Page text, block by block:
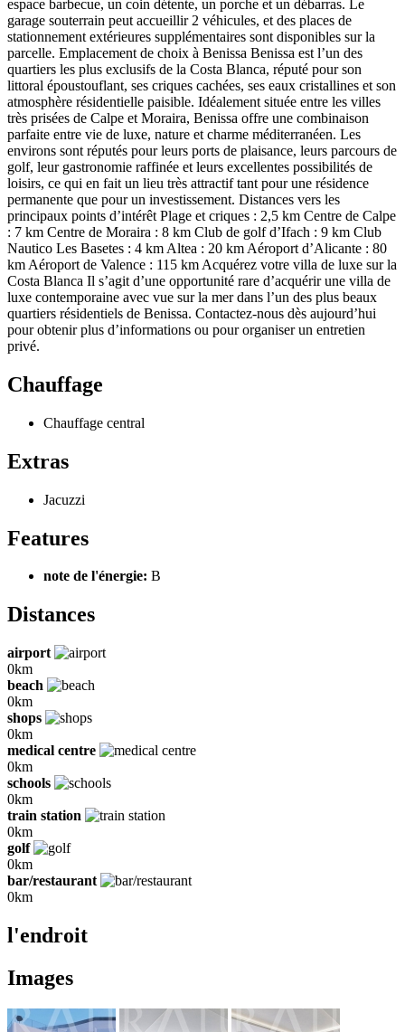
espace barbecue, un coin détente, un porche et un débarras. Le
garage souterrain peut accueillir 2 véhicules, et des places de
stationnement extérieures supplémentaires sont disponibles sur la
parcelle. Emplacement de choix à Benissa Benissa est l’un des
quartiers les plus exclusifs de la Costa Blanca, réputé pour son
littoral époustouflant, ses criques cachées, ses eaux cristallines et son
atmosphère résidentielle paisible. Idéalement située entre les villes
très prisées de Calpe et Moraira, Benissa offre une combinaison
parfaite entre vie de luxe, nature et charme méditerranéen. Les
environs sont réputés pour leurs ports de plaisance, leurs parcours de
golf, leur gastronomie raffinée et leurs excellentes possibilités de
loisirs, ce qui en fait un lieu très attractif tant pour une résidence
permanente que pour un investissement. Distances vers les
principaux points d’intérêt Plage et criques : 2,5 km Centre de Calpe
: 7 km Centre de Moraira : 8 km Club de golf d’Ifach : 9 km Club
Nautico Les Basetes : 4 km Altea : 20 km Aéroport d’Alicante : 80
km Aéroport de Valence : 115 km Acquérez votre villa de luxe sur la
Costa Blanca Il s’agit d’une opportunité rare d’acquérir une villa de
luxe contemporaine avec vue sur la mer dans l’un des plus beaux
quartiers résidentiels de Benissa. Contactez-nous dès aujourd’hui
pour obtenir plus d’informations ou pour organiser un entretien
privé.
Chauffage
Chauffage central
Extras
Jacuzzi
Features
note de l'énergie: B
Distances
airport
0km
beach
0km
shops
0km
medical centre
0km
schools
0km
train station
0km
golf
0km
bar/restaurant
0km
l'endroit
Images